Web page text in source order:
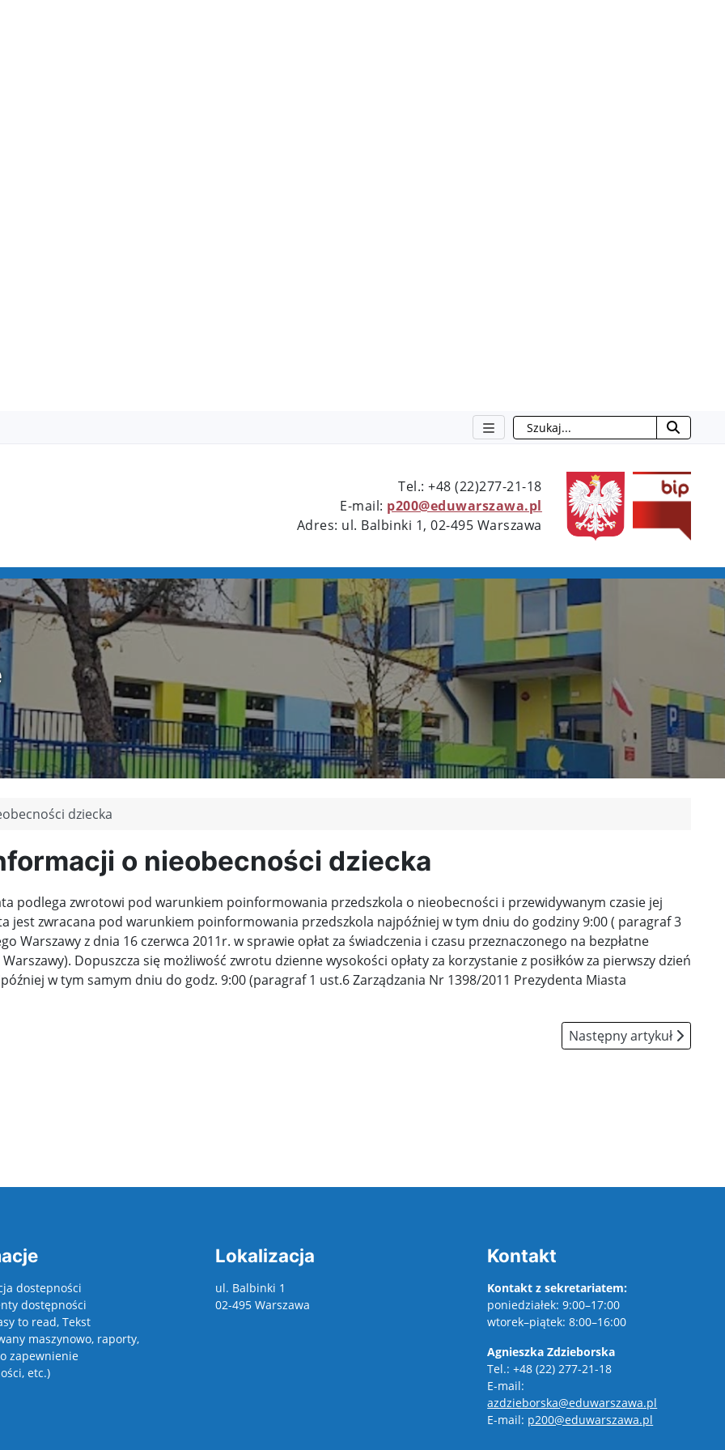
Szukaj
Tel.: +48 (22)277-21-18
E-mail: p200@eduwarszawa.pl
Adres: ul. Balbinki 1, 02-495 Warszawa
dziecka
o nieobecności dziecka
podlega zwrotowi pod warunkiem poinformowania przedszkola o nieobecności i przewidywanym czasie jej
jest zwracana pod warunkiem poinformowania przedszkola najpóźniej w tym dniu do godziny 9:00 ( paragraf 3
Warszawy z dnia 16 czerwca 2011r. w sprawie opłat za świadczenia i czasu przeznaczonego na bezpłatne
Dopuszcza się możliwość zwrotu dzienne wysokości opłaty za korzystanie z posiłków za pierwszy dzień
w tym samym dniu do godz. 9:00 (paragraf 1 ust.6 Zarządzania Nr 1398/2011 Prezydenta Miasta
Następny artykuł: Kącik
Następny artykuł
dostepności
dostępności
to read, Tekst
maszynowo, raporty,
zapewnienie
etc.)
Lokalizacja
ul. Balbinki 1
02-495 Warszawa
Kontakt
Kontakt z sekretariatem:
poniedziałek: 9:00–17:00
wtorek–piątek: 8:00–16:00
Agnieszka Zdzieborska
Tel.: +48 (22) 277-21-18
E-mail:
azdzieborska@eduwarszawa.pl
E-mail: p200@eduwarszawa.pl